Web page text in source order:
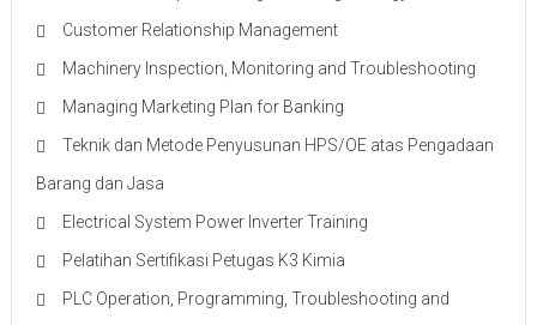
Customer Relationship Management
Machinery Inspection, Monitoring and Troubleshooting
Managing Marketing Plan for Banking
Teknik dan Metode Penyusunan HPS/OE atas Pengadaan
Barang dan Jasa
Electrical System Power Inverter Training
Pelatihan Sertifikasi Petugas K3 Kimia
PLC Operation, Programming, Troubleshooting and